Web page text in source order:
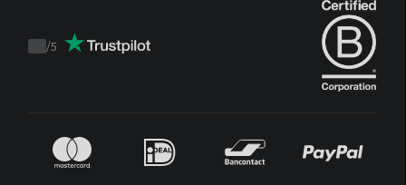
Trustpilot
/5